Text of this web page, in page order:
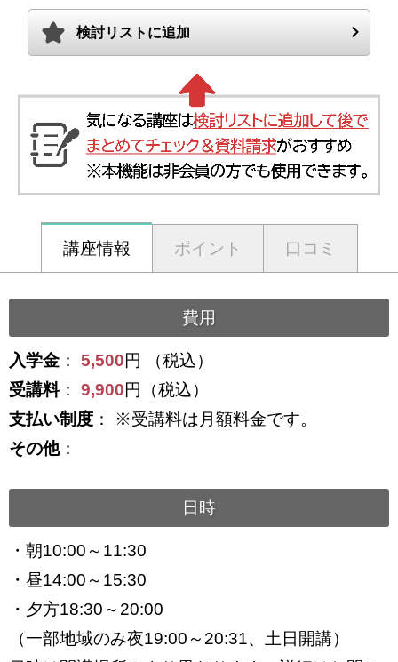
検討リストに追加
講座情報 ポイント 口コミ
費用
入学金 ： 5,500円 （税込）
受講料： 9,900円（税込）
支払い制度 ： ※受講料は月額料金です。
その他：
日時
・朝10:00～11:30
・昼14:00～15:30
・夕方18:30～20:00
（一部地域のみ夜19:00～20:31、土日開講）